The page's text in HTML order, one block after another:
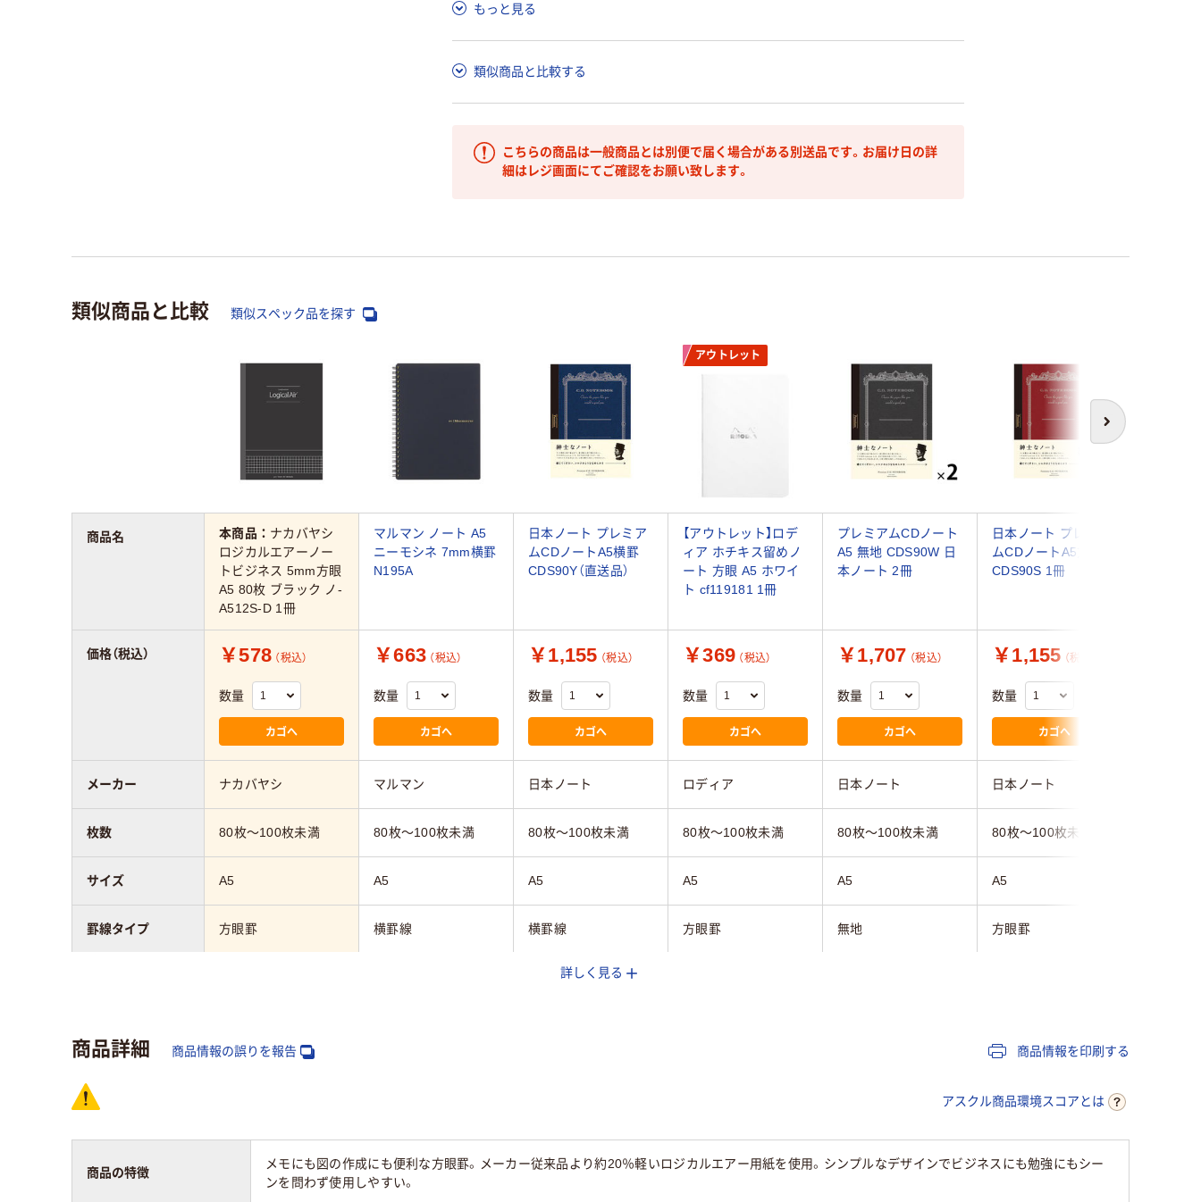
もっと見る
類似商品と比較する
こちらの商品は一般商品とは別便で届く場合がある別送品です。お届け日の詳
細はレジ画面にてご確認をお願い致します。
類似商品と比較 類似スペック品を探す
次へ
アウトレット
本商品： ナカバヤシ
ロジカルエアーノー
トビジネス 5mm方眼
A5 80枚 ブラック ノ-
A512S-D 1冊
マルマン ノート A5
ニーモシネ 7mm横罫
N195A
日本ノート プレミア
ムCDノートA5横罫
CDS90Y（直送品）
【アウトレット】ロデ
ィア ホチキス留めノ
ート 方眼 A5 ホワイ
ト cf119181 1冊
プレミアムCDノート
A5 無地 CDS90W 日
本ノート 2冊
日本ノート プレミア
ムCDノートA5方眼
CDS90S 1冊
￥578 （税込）
数量
カゴへ
￥663 （税込）
数量
カゴへ
￥1,155 （税込）
数量
カゴへ
￥369 （税込）
数量
カゴへ
￥1,707 （税込）
数量
カゴへ
￥1,155 （税込）
数量
カゴへ
ナカバヤシ マルマン 日本ノート ロディア 日本ノート 日本ノート
80枚～100枚未満 80枚～100枚未満 80枚～100枚未満 80枚～100枚未満 80枚～100枚未満 80枚～100枚未満
A5 A5 A5 A5 A5 A5
方眼罫 横罫線 横罫線 方眼罫 無地 方眼罫
ブルー系
商品名
価格（税込）
メーカー
枚数
サイズ
罫線タイプ
詳しく見る
商品詳細 商品情報の誤りを報告 商品情報を印刷する
アスクル商品環境スコアとは
商品の特徴
メモにも図の作成にも便利な方眼罫。メーカー従来品より約20％軽いロジカルエアー用紙を使用。シンプルなデザインでビジネスにも勉強にもシー
ンを問わず使用しやすい。